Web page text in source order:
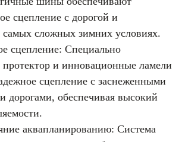
сцепление с дорогой и
самых сложных зимних условиях.
сцепление: Специально
протектор и инновационные ламели
сцепление с заснеженными
дорогами, обеспечивая высокий
аквапланированию: Система